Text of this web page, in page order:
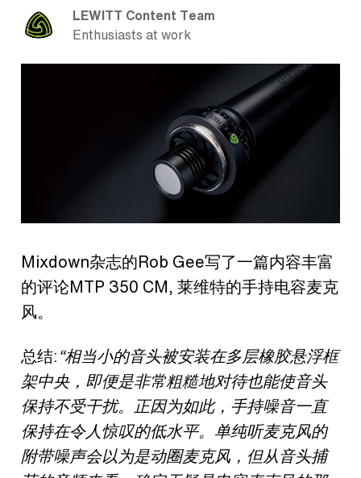
LEWITT Content Team
Enthusiasts at work
Mixdown杂志的Rob Gee写了一篇内容丰富
的评论MTP 350 CM, 莱维特的手持电容麦克
风。
总结:“相当小的音头被安装在多层橡胶悬浮框
架中央，即便是非常粗糙地对待也能使音头
保持不受干扰。正因为如此，手持噪音一直
保持在令人惊叹的低水平。单纯听麦克风的
附带噪声会以为是动圈麦克风，但从音头捕